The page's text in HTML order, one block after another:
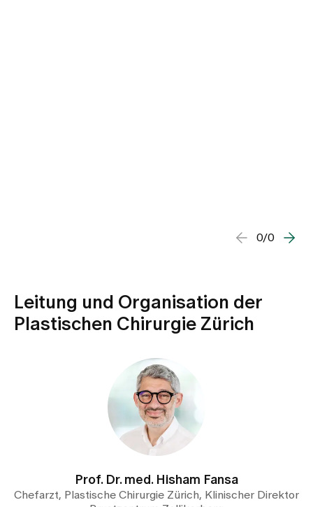
0/0
Leitung und Organisation der
Plastischen Chirurgie Zürich
Prof. Dr. med. Hisham Fansa
Chefarzt, Plastische Chirurgie Zürich, Klinischer Direktor